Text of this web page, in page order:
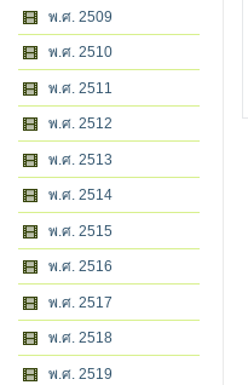
พ.ศ. 2509
พ.ศ. 2510
พ.ศ. 2511
พ.ศ. 2512
พ.ศ. 2513
พ.ศ. 2514
พ.ศ. 2515
พ.ศ. 2516
พ.ศ. 2517
พ.ศ. 2518
พ.ศ. 2519